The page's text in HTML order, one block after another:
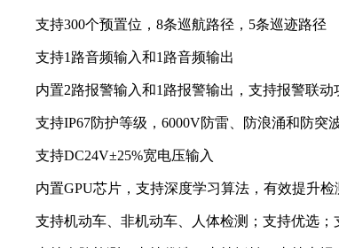
支持300个预置位，8条巡航路径，5条巡迹路径
支持1路音频输入和1路音频输出
内置2路报警输入和1路报警输出，支持报警联动
支持IP67防护等级，6000V防雷、防浪涌和防突
支持DC24V±25%宽电压输入
内置GPU芯片，支持深度学习算法，有效提升检
支持机动车、非机动车、人体检测；支持优选；